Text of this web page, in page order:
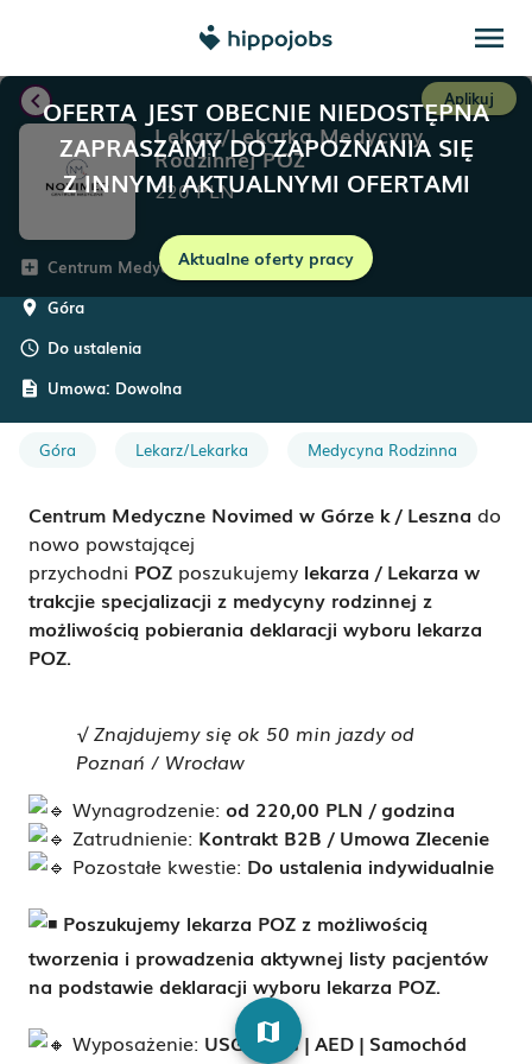
menu
OFERTA JEST OBECNIE NIEDOSTĘPNA
ZAPRASZAMY DO ZAPOZNANIA SIĘ
Z INNYMI AKTUALNYMI OFERTAMI
Aktualne oferty pracy
chevron_left Aplikuj
Lekarz/Lekarka Medycyny
Rodzinnej POZ
220PLN
add_box Centrum Medyczne NOVIMED
room Góra
schedule Do ustalenia
description Umowa: Dowolna
Góra Lekarz/Lekarka Medycyna Rodzinna
Centrum Medyczne Novimed w Górze k /Leszna do
nowo powstającej
przychodni POZ poszukujemy lekarza / Lekarza w
trakcjie specjalizacji z medycyny rodzinnej z
możliwością pobierania deklaracji wyboru lekarza
POZ.
√Znajdujemy się ok 50 min jazdy od
Poznań / Wrocław
Wynagrodzenie: od 220,00 PLN / godzina
Zatrudnienie: Kontrakt B2B / Umowa Zlecenie
Pozostałe kwestie: Do ustalenia indywidualnie
Poszukujemy lekarza POZ z możliwością
tworzenia i prowadzenia aktywnej listy pacjentów
na podstawie deklaracji wyboru lekarza POZ.
Wyposażenie: USG | EKG | AED | Samochód
map